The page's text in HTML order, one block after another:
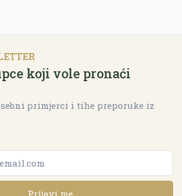
koji vole pronaći
primjerci i tihe preporuke iz
Prijavi me